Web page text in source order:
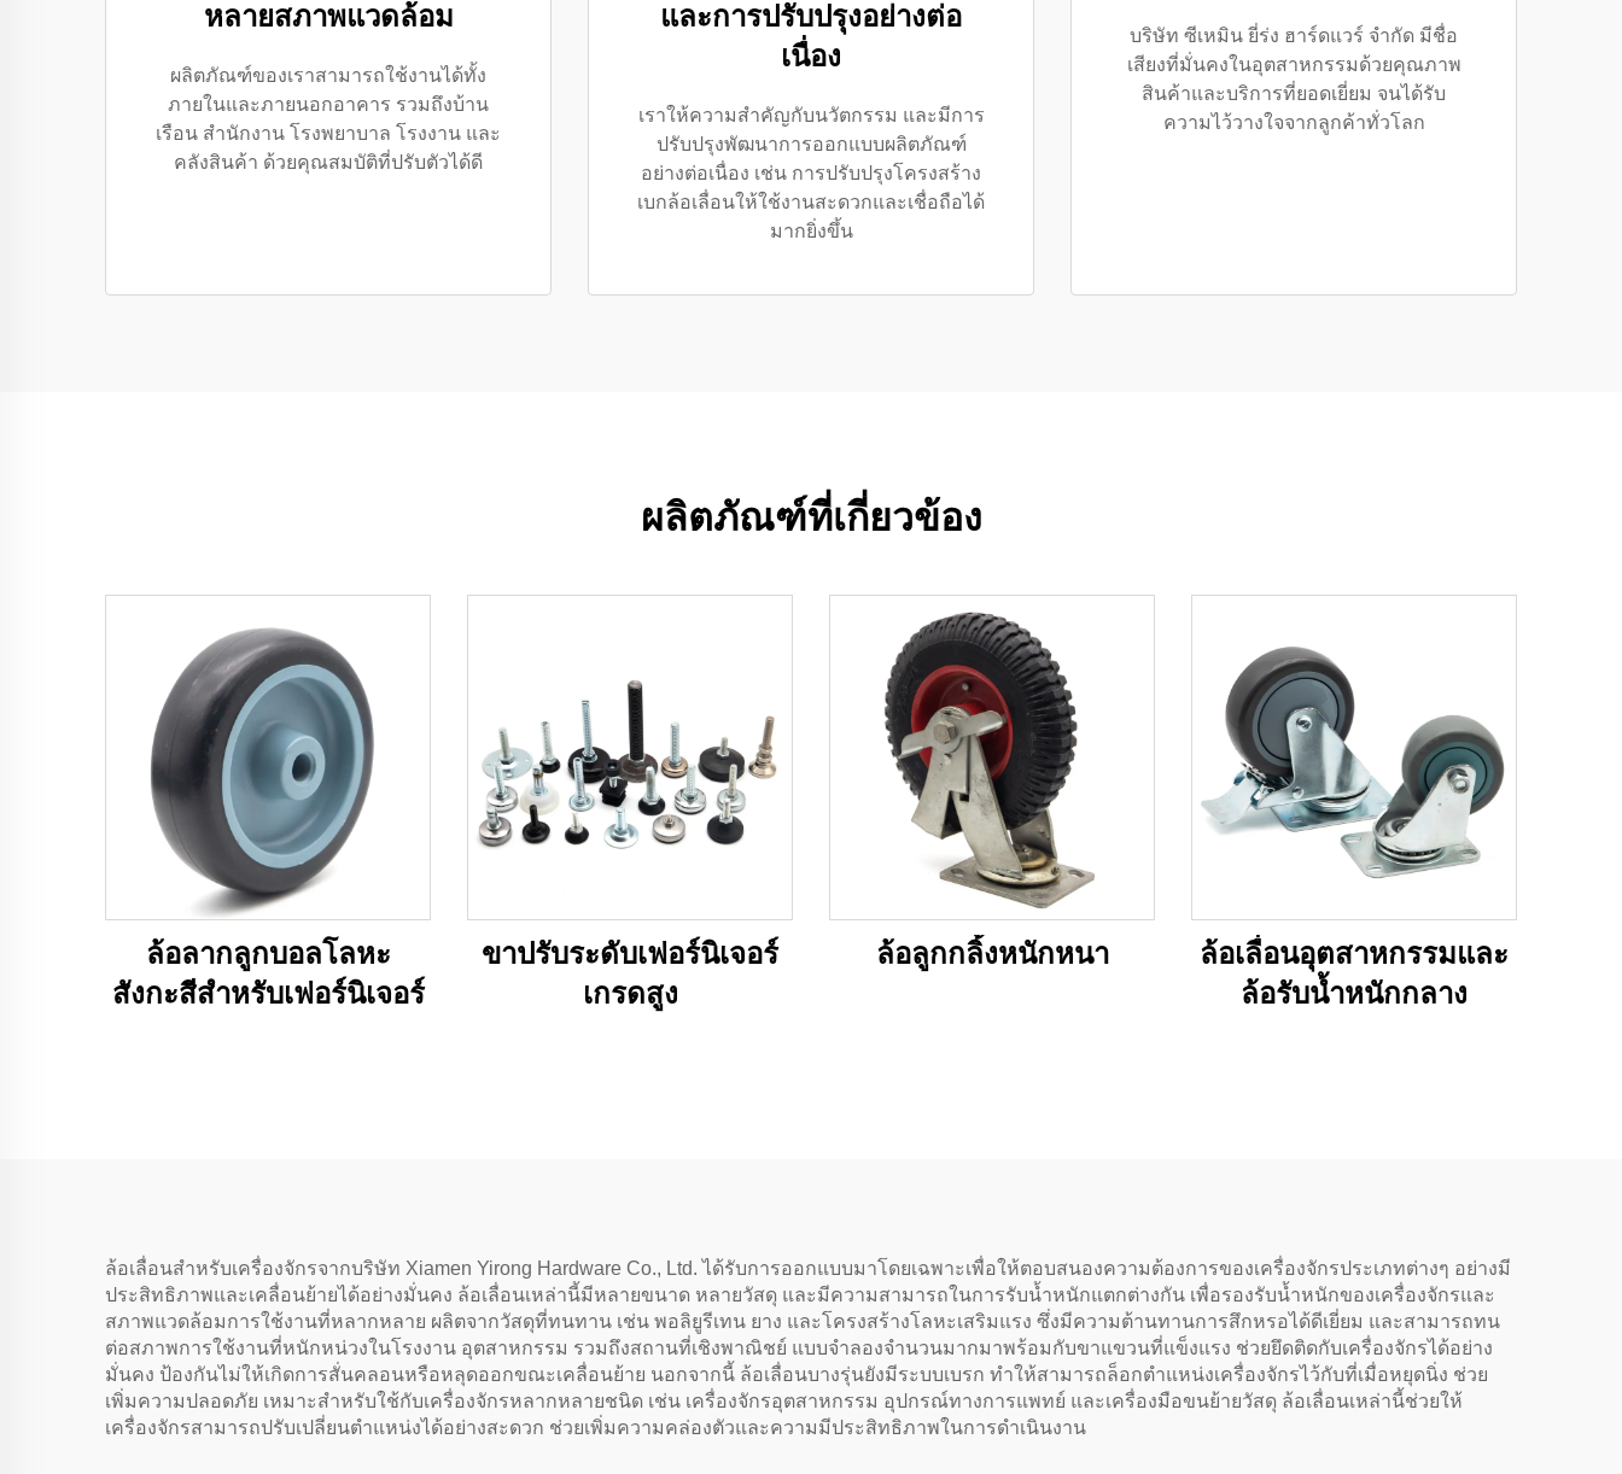
หลายสภาพแวดล้อม
ผลิตภัณฑ์ของเราสามารถใช้งานได้ทั้ง
ภายในและภายนอกอาคาร รวมถึงบ้าน
เรือน สำนักงาน โรงพยาบาล โรงงาน และ
คลังสินค้า ด้วยคุณสมบัติที่ปรับตัวได้ดี
และการปรับปรุงอย่างต่อ
เนื่อง
เราให้ความสำคัญกับนวัตกรรม และมีการ
ปรับปรุงพัฒนาการออกแบบผลิตภัณฑ์
อย่างต่อเนื่อง เช่น การปรับปรุงโครงสร้าง
เบกล้อเลื่อนให้ใช้งานสะดวกและเชื่อถือได้
มากยิ่งขึ้น
บริษัท ซีเหมิน ยี่ร่ง ฮาร์ดแวร์ จำกัด มีชื่อ
เสียงที่มั่นคงในอุตสาหกรรมด้วยคุณภาพ
สินค้าและบริการที่ยอดเยี่ยม จนได้รับ
ความไว้วางใจจากลูกค้าทั่วโลก
ผลิตภัณฑ์ที่เกี่ยวข้อง
ล้อลากลูกบอลโลหะ
สังกะสีสำหรับเฟอร์นิเจอร์
ขาปรับระดับเฟอร์นิเจอร์
เกรดสูง
ล้อลูกกลิ้งหนักหนา
ล้อเลื่อนอุตสาหกรรมและ
ล้อรับน้ำหนักกลาง
ล้อเลื่อนสำหรับเครื่องจักรจากบริษัท Xiamen Yirong Hardware Co., Ltd. ได้รับการออกแบบมาโดยเฉพาะเพื่อให้ตอบสนองความต้องการของเครื่องจักรประเภทต่างๆ อย่างมี
ประสิทธิภาพและเคลื่อนย้ายได้อย่างมั่นคง ล้อเลื่อนเหล่านี้มีหลายขนาด หลายวัสดุ และมีความสามารถในการรับน้ำหนักแตกต่างกัน เพื่อรองรับน้ำหนักของเครื่องจักรและ
สภาพแวดล้อมการใช้งานที่หลากหลาย ผลิตจากวัสดุที่ทนทาน เช่น พอลิยูรีเทน ยาง และโครงสร้างโลหะเสริมแรง ซึ่งมีความต้านทานการสึกหรอได้ดีเยี่ยม และสามารถทน
ต่อสภาพการใช้งานที่หนักหน่วงในโรงงาน อุตสาหกรรม รวมถึงสถานที่เชิงพาณิชย์ แบบจำลองจำนวนมากมาพร้อมกับขาแขวนที่แข็งแรง ช่วยยึดติดกับเครื่องจักรได้อย่าง
มั่นคง ป้องกันไม่ให้เกิดการสั่นคลอนหรือหลุดออกขณะเคลื่อนย้าย นอกจากนี้ ล้อเลื่อนบางรุ่นยังมีระบบเบรก ทำให้สามารถล็อกตำแหน่งเครื่องจักรไว้กับที่เมื่อหยุดนิ่ง ช่วย
เพิ่มความปลอดภัย เหมาะสำหรับใช้กับเครื่องจักรหลากหลายชนิด เช่น เครื่องจักรอุตสาหกรรม อุปกรณ์ทางการแพทย์ และเครื่องมือขนย้ายวัสดุ ล้อเลื่อนเหล่านี้ช่วยให้
เครื่องจักรสามารถปรับเปลี่ยนตำแหน่งได้อย่างสะดวก ช่วยเพิ่มความคล่องตัวและความมีประสิทธิภาพในการดำเนินงาน